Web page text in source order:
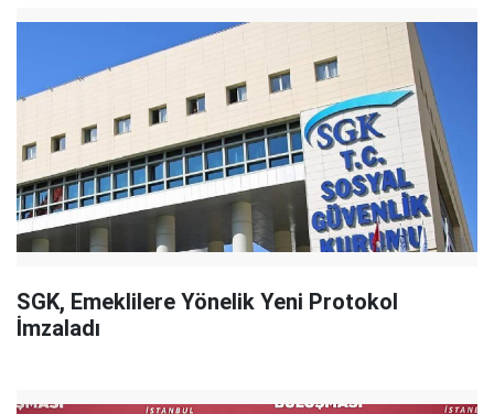
SGK, Emeklilere Yönelik Yeni Protokol
İmzaladı